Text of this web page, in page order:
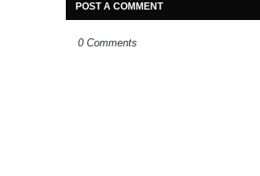
POST A COMMENT
0 Comments